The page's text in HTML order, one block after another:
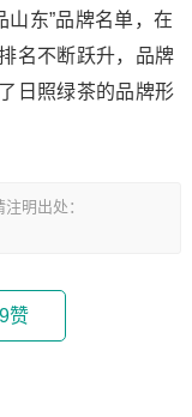
山东”品牌名单，在
名不断跃升，品牌
日照绿茶的品牌形
明出处：
赞